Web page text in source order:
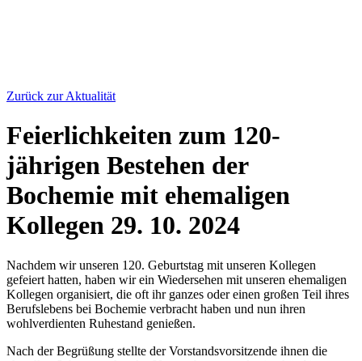
Zurück zur Aktualität
Feierlichkeiten zum 120-
jährigen Bestehen der
Bochemie mit ehemaligen
Kollegen 29. 10. 2024
Nachdem wir unseren 120. Geburtstag mit unseren Kollegen
gefeiert hatten, haben wir ein Wiedersehen mit unseren ehemaligen
Kollegen organisiert, die oft ihr ganzes oder einen großen Teil ihres
Berufslebens bei Bochemie verbracht haben und nun ihren
wohlverdienten Ruhestand genießen.
Nach der Begrüßung stellte der Vorstandsvorsitzende ihnen die